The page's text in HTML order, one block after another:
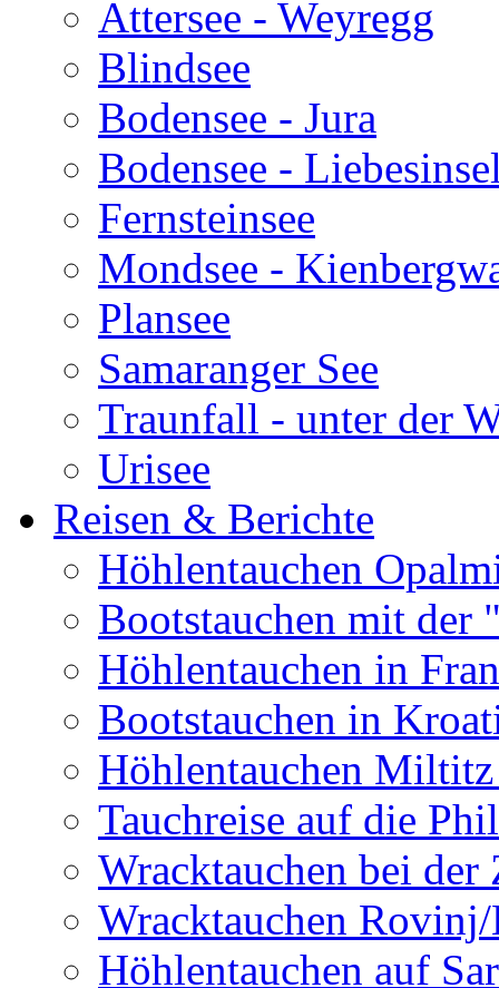
Attersee - Weyregg
Blindsee
Bodensee - Jura
Bodensee -
Fernsteinsee
Mondsee -
Plansee
Samaranger See
Traunfall - unter der
Urisee
Reisen & Berichte
Höhlentauchen
Bootstauchen mit
Höhlentauchen in
Bootstauchen in
Höhlentauchen
Tauchreise auf die
Wracktauchen bei der
Wracktauchen
Höhlentauchen auf